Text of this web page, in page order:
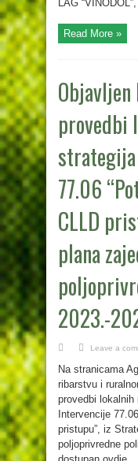
LAG
Read More »
provedbi
77.06
CLLD
plana
2023.-
Leave a
Na stranicama
ribarstvu i
provedbi lokalnih
Intervencije
pristupu”, iz
poljoprivredne